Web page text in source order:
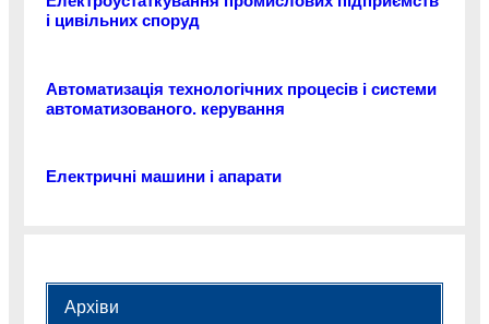
і цивільних споруд
Автоматизація технологічних процесів і системи
автоматизованого. керування
Електричні машини і апарати
Архіви